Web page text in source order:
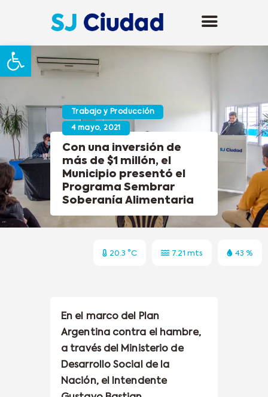
Abrir barra de herramientas
Trabajo y Producción
4 mayo, 2021
Con una inversión de
más de $1 millón, el
Municipio presentó el
Programa Sembrar
Soberanía Alimentaria
20.3 °C 7.21 mts 43 %
En el marco del Plan
Argentina contra el hambre,
a través del Ministerio de
Desarrollo Social de la
Nación, el Intendente